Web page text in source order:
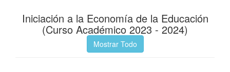
Iniciación a la Economía de la Educación
(Curso Académico 2023 - 2024)
Mostrar Todo